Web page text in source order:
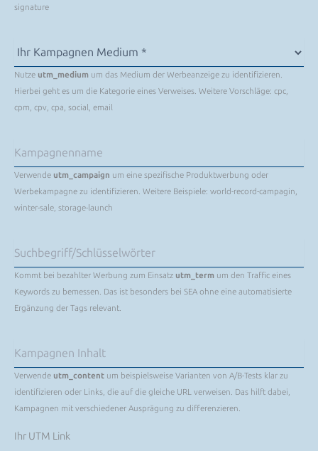
signature
Nutze utm_medium um das Medium der Werbeanzeige zu identifizieren.
Hierbei geht es um die Kategorie eines Verweises. Weitere Vorschläge: cpc,
cpm, cpv, cpa, social, email
Verwende utm_campaign um eine spezifische Produktwerbung oder
Werbekampagne zu identifizieren. Weitere Beispiele: world-record-campagin,
winter-sale, storage-launch
Kommt bei bezahlter Werbung zum Einsatz utm_term um den Traffic eines
Keywords zu bemessen. Das ist besonders bei SEA ohne eine automatisierte
Ergänzung der Tags relevant.
Verwende utm_content um beispielsweise Varianten von A/B-Tests klar zu
identifizieren oder Links, die auf die gleiche URL verweisen. Das hilft dabei,
Kampagnen mit verschiedener Ausprägung zu differenzieren.
Ihr UTM Link